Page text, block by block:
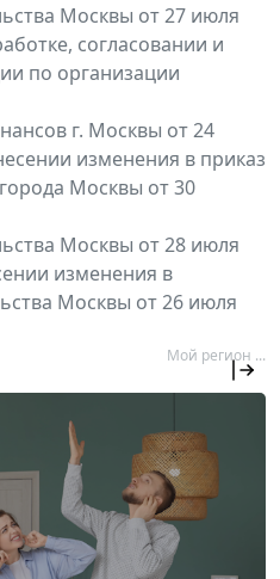
Москвы от 27 июля
согласовании и
по организации
г. Москвы от 24
изменения в приказ
Москвы от 30
Москвы от 28 июля
изменения в
Москвы от 26 июля
Мой регион ...